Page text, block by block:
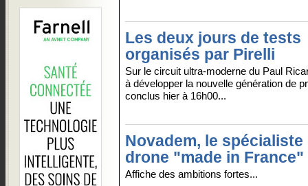
Les deux jours de tests
organisés par Pirelli
Sur le circuit ultra-moderne du Paul
à développer la nouvelle génération de
conclus hier à 16h00...
Novadem, le spécialiste
drone "made in France"
Affiche des ambitions fortes...